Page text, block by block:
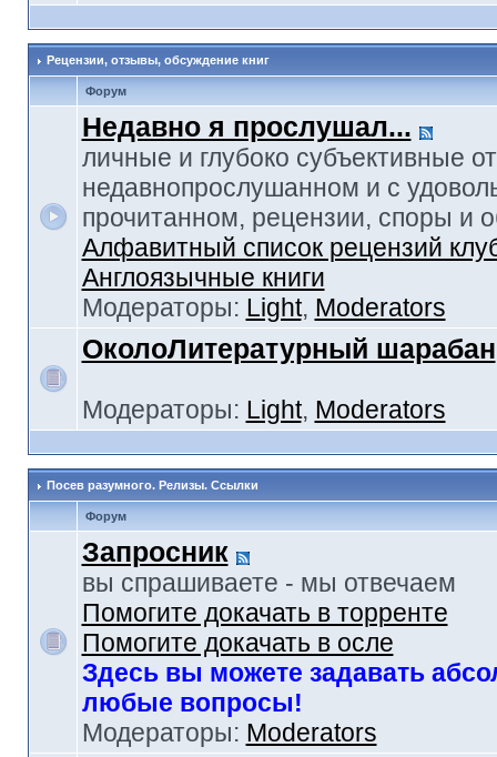
Рецензии, отзывы, обсуждение книг
Форум
Недавно я прослушал...
личные и глубоко субъективные
недавнопрослушанном и с
прочитанном, рецензии, споры и
Алфавитный список рецензий
Англоязычные книги
Модераторы: Light, Moderators
ОколоЛитературный шарабан
Модераторы: Light, Moderators
Посев разумного. Релизы. Ссылки
Форум
Запросник
вы спрашиваете - мы отвечаем
Помогите докачать в торренте
Помогите докачать в осле
Здесь вы можете задавать
любые вопросы!
Модераторы: Moderators